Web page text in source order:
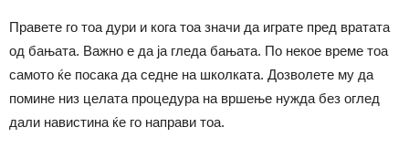
Правете го тоа дури и кога тоа значи да играте пред вратата
од бањата. Важно е да ја гледа бањата. По некое време тоа
самото ќе посака да седне на школката. Дозволете му да
помине низ целата процедура на вршење нужда без оглед
дали навистина ќе го направи тоа.